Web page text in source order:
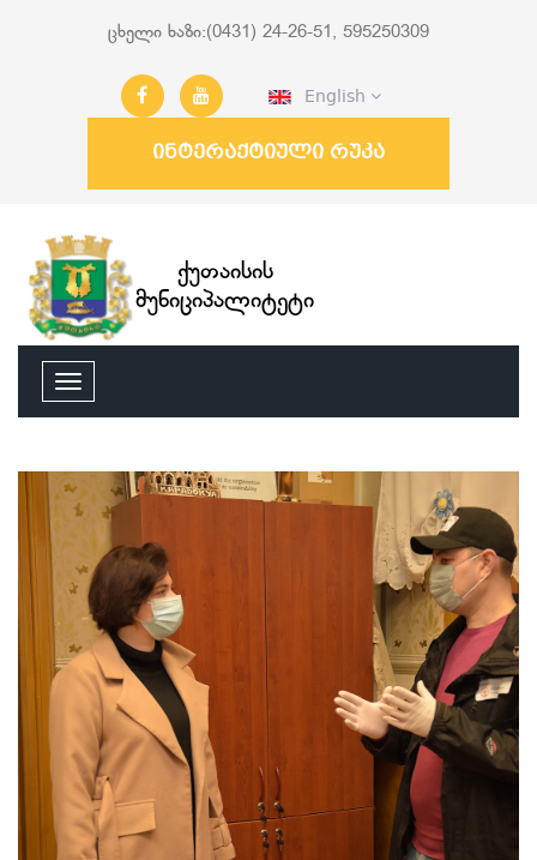
ცხელი ხაზი:(0431) 24-26-51, 595250309
English
ინტერაქტიული რუკა
ქუთაისის
მუნიციპალიტეტი